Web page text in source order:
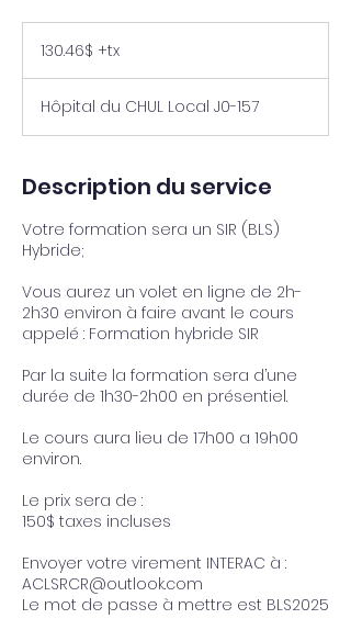
130.46$ +tx
Hôpital du CHUL Local J0-157
Description du service
Votre formation sera un SIR (BLS)
Hybride;
Vous aurez un volet en ligne de 2h-
2h30 environ à faire avant le cours
appelé : Formation hybride SIR
Par la suite la formation sera d’une
durée de 1h30-2h00 en présentiel.
Le cours aura lieu de 17h00 a 19h00
environ.
Le prix sera de :
150$ taxes incluses
Envoyer votre virement INTERAC à :
ACLSRCR@outlook.com
Le mot de passe à mettre est BLS2025